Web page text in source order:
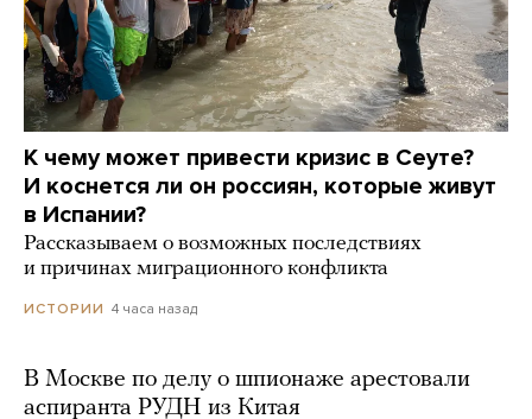
К чему может привести кризис в Сеуте?
И коснется ли он россиян, которые живут
в Испании?
Рассказываем о возможных последствиях
и причинах миграционного конфликта
ИСТОРИИ 4 часа назад
В Москве по делу о шпионаже арестовали
аспиранта РУДН из Китая